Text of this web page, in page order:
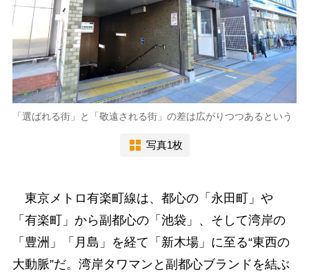
「選ばれる街」と「敬遠される街」の差は広がりつつあるという
写真1枚
東京メトロ有楽町線は、都心の「永田町」や
「有楽町」から副都心の「池袋」、そして湾岸の
「豊洲」「月島」を経て「新木場」に至る“東西の
大動脈”だ。湾岸タワマンと副都心ブランドを結ぶ